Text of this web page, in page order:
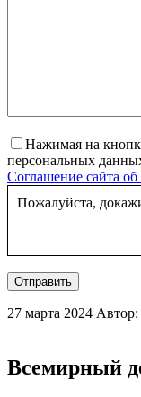
Нажимая на
персональных
Соглашение сайта
Пожалуйста,
Отправить
27 марта 2024
Всемирный